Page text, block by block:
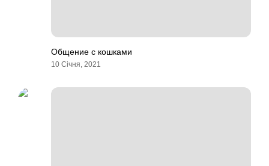
Общение с кошками
10 Січня, 2021